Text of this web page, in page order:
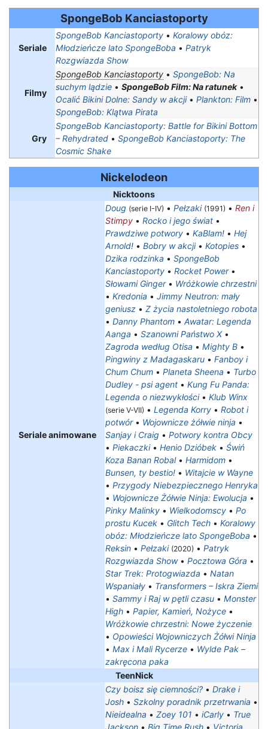
SpongeBob Kanciastoporty
Seriale
SpongeBob Kanciastoporty • Koralowy obóz:
Młodzieńcze lato SpongeBoba • Patryk
Rozgwiazda Show
Filmy
SpongeBob Kanciastoporty • SpongeBob: Na
suchym lądzie • SpongeBob Film: Na ratunek•
Ocalić Bikini Dolne: Sandy w akcji• Plankton: Film •
SpongeBob: Klątwa Pirata
Gry
SpongeBob Kanciastoporty: Battle for Bikini Bottom
– Rehydrated • SpongeBob Kanciastoporty: The
Cosmic Shake
Nickelodeon
Nicktoons
Seriale animowane
Doug (serie I-IV) • Pełzaki (1991) • Ren i
Stimpy • Rocko i jego świat •
Prawdziwe potwory • KaBlam! • Hej
Arnold! • Bobry w akcji• Kotopies •
Dzika rodzinka • SpongeBob
Kanciastoporty • Rocket Power•
Słowami Ginger• Wróżkowie chrzestni
• Kredonia • Jimmy Neutron: mały
geniusz • Z życia nastoletniego robota
• Danny Phantom • Awatar: Legenda
Aanga • Szanowni Państwo X•
Zagroda według Otisa • Mighty B •
Pingwiny z Madagaskaru • Fanboy i
Chum Chum • Planeta Sheena • Turbo
Dudley - psi agent • Kung Fu Panda:
Legenda o niezwykłości• Klub Winx
(serie V-VII) • Legenda Korry • Robot i
potwór• Wojownicze żółwie ninja •
Sanjay i Craig • Potwory kontra Obcy
• Piekaczki• Henio Dzióbek • Świń
Koza Banan Robal• Harmidom •
Bunsen, ty bestio! • Witajcie w Wayne
• Przygody Niebezpiecznego Henryka
• Wojownicze Żółwie Ninja: Ewolucja •
Pinky Malinky • Wielkodomscy • Po
prostu Kucek • Glitch Tech • Koralowy
obóz: Młodzieńcze lato SpongeBoba •
Reksin • Pełzaki (2020) • Patryk
Rozgwiazda Show• Pocztowa Góra •
Star Trek: Protogwiazda • Natan
Wspaniały • Transformers – Iskra Ziemi
• Sammy i Raj w pętli czasu • Monster
High • Papier, Kamień, Nożyce •
Wróżkowie chrzestni: Nowe życzenie
• Opowieści Wojowniczych Żółwi Ninja
• Max i Mali Rycerze • Wylde Pak –
zakręcona paka
TeenNick
Czy boisz się ciemności? • Drake i
Josh • Szkolny poradnik przetrwania •
Nieidealna • Zoey 101 • iCarly • True
Jackson • Big Time Rush • Victoria